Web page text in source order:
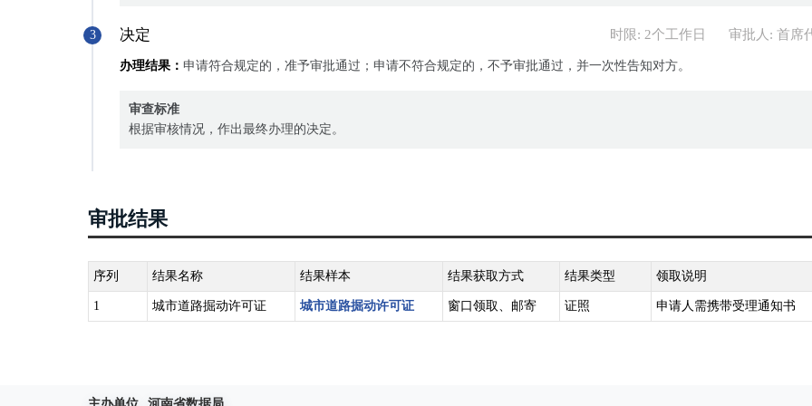
3 决定 时限: 2个工作日 审批人: 首席
办理结果： 申请符合规定的，准予审批通过；申请不符合规定的，不予审批通过，并一次性告知对方。
审查标准
根据审核情况，作出最终办理的决定。
审批结果
序列 结果名称 结果样本 结果获取方式 结果类型 领取说明
1 城市道路掘动许可证 城市道路掘动许可证 窗口领取、邮寄 证照 申请人需携带受理通知书
主办单位 河南省数据局